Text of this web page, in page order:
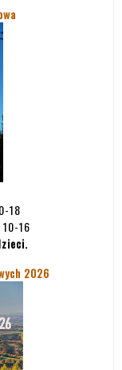
18
16
2026